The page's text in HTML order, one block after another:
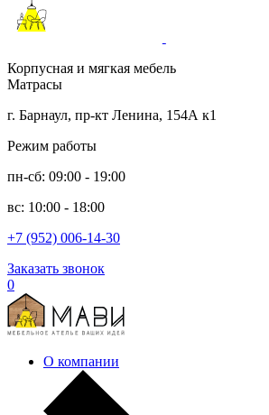
Корпусная и мягкая мебель
Матрасы
г. Барнаул, пр-кт Ленина, 154А к1
Режим работы
пн-сб: 09:00 - 19:00
вс: 10:00 - 18:00
+7 (952) 006-14-30
Заказать звонок
0
О компании